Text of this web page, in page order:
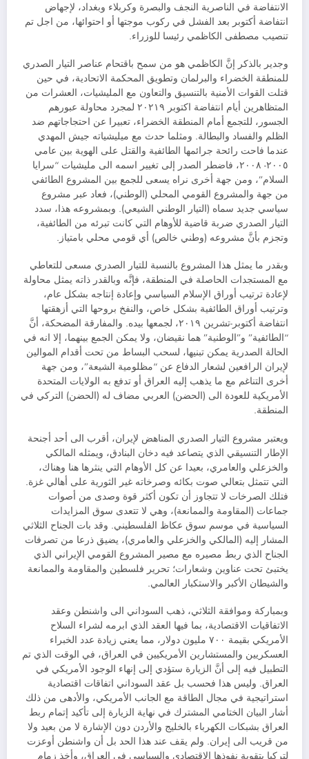
الانتفاضة في الناصرية النجف والبصرة وكربلاء وبغداد، لإجهاض
انتفاضة أكتوبر بعد الفشل في ركوب موجتها أو احتوائها، من اجل تم
تنصيب مصطفى الكاظمي رئيسا للوزراء.
وجدير بالذكر إنَّ الكاظمي هو من سمح باقتحام عناصر التيار الصدري
للمنطقة الخضراء والبرلمان وتطويق المحكمة الاتحادية، في حين
قتلت القوات الأمنية بالتنسيق والتعاون مع المليشيات، العشرات من
المتظاهرين أيام انتفاضة اكتوبر ٢٠٢١٩ لمجرد محاولة عبورهم
الجسور، للتجمع أمام المنطقة الخضراء، تعبيرا عن احتجاجاتهم ضد
الظلم والفساد والبطالة. ومثلما حدث مع ميليشياته جيش المهدي
عندما فاحت رائحة جرائمها الطائفية والقتل على الهوية بين عامي
٢٠٠٥- ٢٠٠٨، فاضطر الصدر إلى تغيير اسمه الى مليشيات “سرايا
السلام”، ومن جهة أخرى نراه يسعى للجمع بين المشروع الطائفي
من جهة والمشروع القومي المحلي (الوطني)، فعاد عبر مشروع
سياسي جديد سماه (التيار الوطني الشيعي). وبمشروعه هذا، سدد
التيار الصدري ضربة قاضية للأوهام التي كانت تبرئه من الطائفية،
وتجزم بأنَّ مشروعه (وطني خالص) أي قومي محلي بامتياز.
وبقدر ما يمثل هذا المشروع بالنسبة للتيار الصدري مسعى للتعاطي
مع المستجدات الحاصلة في المنطقة، فإنَّه وبالقدر ذاته يمثل محاولة
لإعادة ترتيب أوراق الإسلام السياسي وإعادة إنتاجه بشكل عام،
وترتيب أوراق الطائفية بشكل خاص، والنفخ بروحها التي أزهقتها
انتفاضة أكتوبر-تشرين ٢٠١٩، لجمعها بيده. والمفارقة المضحكة، أنَّ
“الطائفية” و”الوطنية” هما نقيضان، ولا يمكن الجمع بينهما، إلا انه في
الحالة الصدرية يمكن تبنيها، لسحب البساط من تحت أقدام الموالين
لإيران الرافعين لشعار الدفاع عن “مظلومية الشيعة”، ومن جهة
أخرى التناغم مع ما يذهب إليه العراق أو تدفع به الولايات المتحدة
الأمريكية للعودة الى (الحضن) العربي مضاف له (الحضن) التركي في
المنطقة.
ويعتبر مشروع التيار الصدري المناهض لإيران، أقرب الى أحد أجنحة
الإطار التنسيقي الذي يتصاعد فيه دخان البنادق، ويمثله المالكي
والخزعلي والعامري، بعيدا عن كل الأوهام التي ينثرها هنا وهناك،
التي تتمثل بتعالي صوت بكائه وصرخاته غير الثورية على أهالي غزة.
فتلك الصرخات لا تتجاوز أن تكون أكثر قوة وصدى من أصوات
جماعات (المقاومة والممانعة)، وهي لا تتعدى سوق المزايدات
السياسية في موسم سوق عكاظ الفلسطيني. وقد بات الجناح الثلاثي
المشار إليه (المالكي والخزعلي والعامري)، يضيق ذرعا من تصرفات
الجناح الذي ربط مصيره مع مصير المشروع القومي الإيراني الذي
يختبئ تحت عناوين وشعارات؛ تحرير فلسطين والمقاومة والممانعة
والشيطان الأكبر والاستكبار العالمي.
وبمباركة وموافقة الثلاثي، ذهب السوداني الى واشنطن وعقد
الاتفاقيات الاقتصادية، بما فيها العقد الذي ابرمه لشراء السلاح
الأمريكي بقيمة ٧٠٠ مليون دولار، مما يعني زيادة عدد الخبراء
العسكريين والمستشارين الأمريكيين في العراق، في الوقت الذي تم
التطبيل فيه إلى أنَّ الزيارة ستؤدي إلى إنهاء الوجود الأمريكي في
العراق. وليس هذا فحسب بل عقد السوداني اتفاقات اقتصادية
استراتيجية في مجال الطاقة مع الجانب الأمريكي، والأدهى من ذلك
أشار البيان الختامي المشترك في نهاية الزيارة إلى تأكيد إتمام ربط
العراق بشبكات الكهرباء بالخليج والأردن دون الإشارة لا من بعيد ولا
من قريب الى إيران. ولم يقف عند هذا الحد بل أن واشنطن أوعزت
لتركيا بتقوية نفوذها الاقتصادي والسياسي في العراق، وأخذ زمام